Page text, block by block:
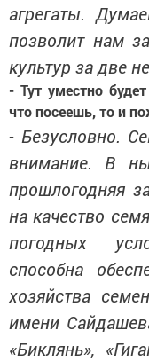
агрегаты.
позволит нам
культур за две
- Тут уместно
что посеешь, то и
- Безусловно.
внимание. В
прошлогодняя
на качество
погодных
способна
хозяйства
имени
«Биклянь»,